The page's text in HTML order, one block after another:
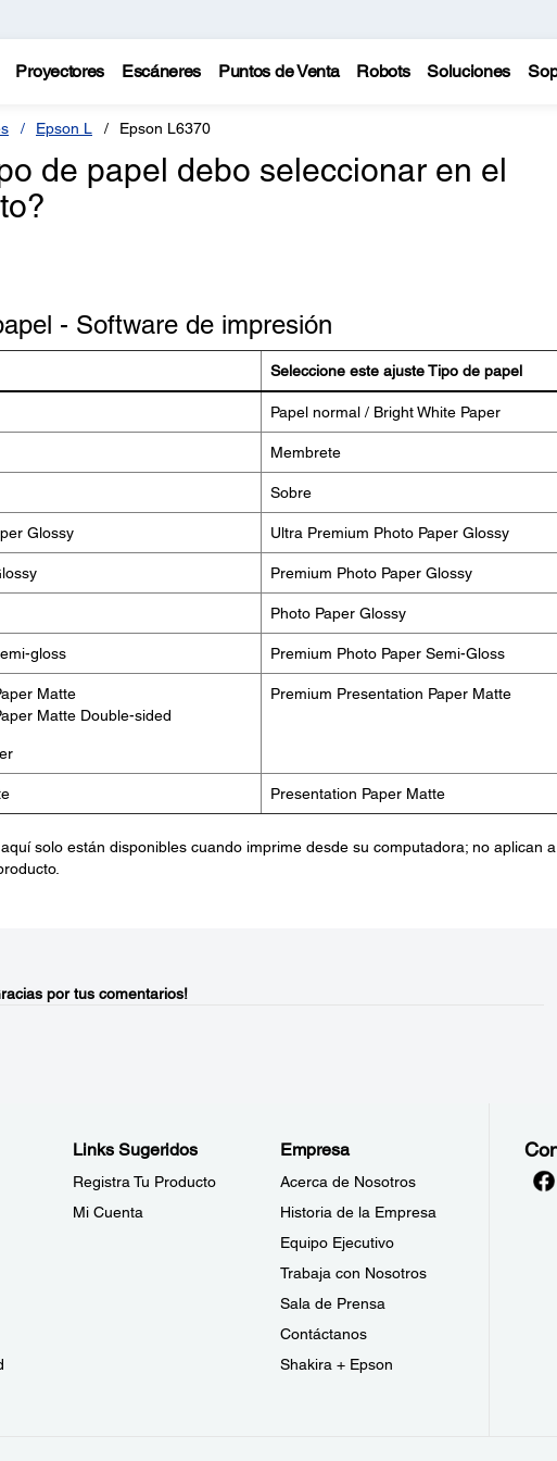
Proyectores Escáneres Puntos de Venta Robots Soluciones
Epson L Epson L6370
de papel debo seleccionar en el
- Software de impresión
Seleccione este ajuste Tipo de papel
Papel normal / Bright White Paper
Membrete
Sobre
Glossy Ultra Premium Photo Paper Glossy
Premium Photo Paper Glossy
Photo Paper Glossy
gloss Premium Photo Paper Semi-Gloss
Matte
Matte Double-sided
Premium Presentation Paper Matte
Presentation Paper Matte
solo están disponibles cuando imprime desde su computadora; no aplican
por tus comentarios!
Links Sugeridos
Registra Tu Producto
Mi Cuenta
Empresa
Acerca de Nosotros
Historia de la Empresa
Equipo Ejecutivo
Trabaja con Nosotros
Sala de Prensa
Contáctanos
Shakira + Epson